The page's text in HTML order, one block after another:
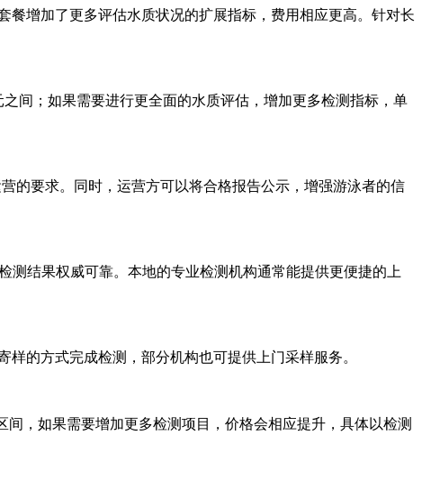
增加了更多评估水质状况的扩展指标，费用相应更高。针对长
间；如果需要进行更全面的水质评估，增加更多检测指标，单
要求。同时，运营方可以将合格报告公示，增强游泳者的信
结果权威可靠。本地的专业检测机构通常能提供更便捷的上
的方式完成检测，部分机构也可提供上门采样服务。
，如果需要增加更多检测项目，价格会相应提升，具体以检测